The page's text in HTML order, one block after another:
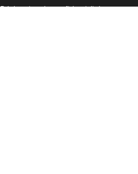
Déclaration de confidentialité